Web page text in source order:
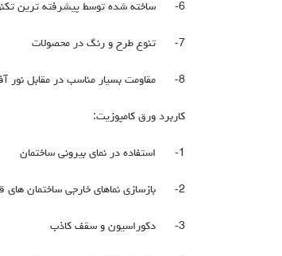
6- ساخته شده توسط پیشرفته ترین
7- تنوع طرح و رنگ در محصولات
8- مقاومت بسیار مناسب در مقابل نور
کاربرد ورق کامپوزیت:
1- استفاده در نمای بیرونی ساختمان
2- بازسازی نماهای خارجی ساختمان های
3- دکوراسیون و سقف کاذب